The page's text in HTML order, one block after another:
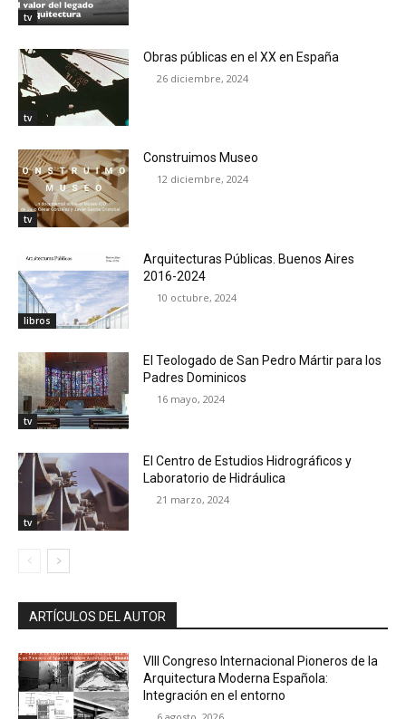
tv
tv
Obras públicas en el XX en España
26 diciembre, 2024
tv
Construimos Museo
12 diciembre, 2024
libros
Arquitecturas Públicas. Buenos Aires
2016-2024
10 octubre, 2024
tv
El Teologado de San Pedro Mártir para los
Padres Dominicos
16 mayo, 2024
tv
El Centro de Estudios Hidrográficos y
Laboratorio de Hidráulica
21 marzo, 2024
ARTÍCULOS DEL AUTOR
VIII Congreso Internacional Pioneros de la
Arquitectura Moderna Española:
Integración en el entorno